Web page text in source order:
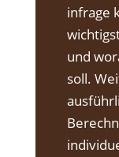
infrage
und
soll.